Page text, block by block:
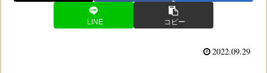
LINE コピー
2022.09.29